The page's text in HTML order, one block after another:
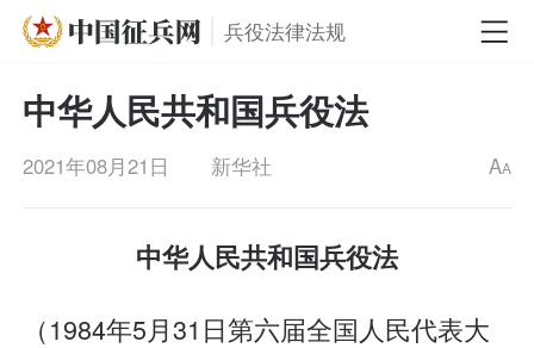
兵役法律法规
中华人民共和国兵役法
2021年08月21日 新华社 AA
中华人民共和国兵役法
（1984年5月31日第六届全国人民代表大